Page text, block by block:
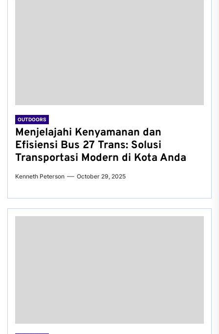
OUTDOORS
Menjelajahi Kenyamanan dan
Efisiensi Bus 27 Trans: Solusi
Transportasi Modern di Kota Anda
Kenneth Peterson October 29, 2025